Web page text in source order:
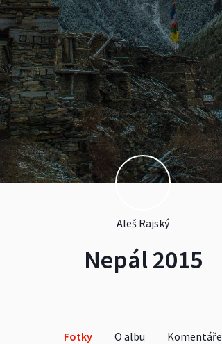
Aleš Rajský
Nepál 2015
Fotky O albu Komentáře